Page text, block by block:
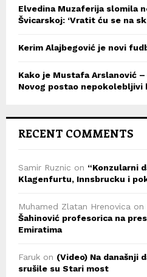
Elvedina Muzaferija slomila
Švicarskoj: ‘Vratit ću se na
Kerim Alajbegović je novi
Kako je Mustafa Arslanović
Novog postao
RECENT COMMENTS
Samir Ruznic on “Konzularni
Klagenfurtu, Innsbrucku i
Muhamed Zlatan Hrenovica on
Šahinović profesorica na
Emiratima
Faruk on (Video) Na današnji
srušile su Stari most